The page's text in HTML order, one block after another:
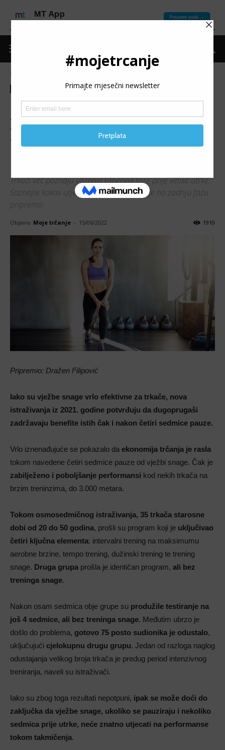
Trening
NIJE U MIŠIĆIMA SVE:
Zašto je dobro smanjiti
trening snage u zadnjoj fazi
Trkači već poznaju važnost tapering faze prije velike utrke.
Saznajte kakav utjecaj imaju vježbe snage na zadnju fazu
priprema.
Objavio Moje trčanje - 15/06/2022 1910
Pripremio: Dražen Filipović
Iako su vježbe snage vrlo efektivne za trkače, nova
istraživanja iz 2021. godine potvrđuju da dugoprugaši
zadržavaju benefite istih čak i nakon četiri sedmice pauze.
Vrlo iznenađujuće se pokazalo da ekonomija trčanja je rasla
tokom navedene četiri sedmice pauze od vježbi snage. Čak je
zabilježeno i poboljšanje performansi kod nekih trkača na
brzim treninzima, do 3.000 metara.
Tokom osmosedmičnog istraživanja, 35 trkača starosne
dobi od 20 do 50 godina, prošli su program koji je uključivao
četiri ključna elementa: intervalni trening na maksimumu
aerobne brzine, tempo trening, dužinski trening te trening
snage. Druga grupa prošla je identičan program, ali bez
treninga snage.
Nakon osam sedmica obje grupe su produžile testiranje na
još 4 sedmice, ali bez treninga snage. Međutim ubrzo je
došlo do problema, gotovo 75 posto sudionika je odustalo,
uključujući cjelokupnu drugu grupu. Jedan od razloga naglog
odustajanja velikog broja trkača je predug period intenzivnog
treniranja, naveli su istraživači.
Iako su zbog toga rezultati nepotpuni, ipak se može doći do
zaključka da vježbe snage, ukoliko se pauziraju i nekoliko
sedmica prije utrke, neće znatno utjecati na performanse
tokom takmičenja.